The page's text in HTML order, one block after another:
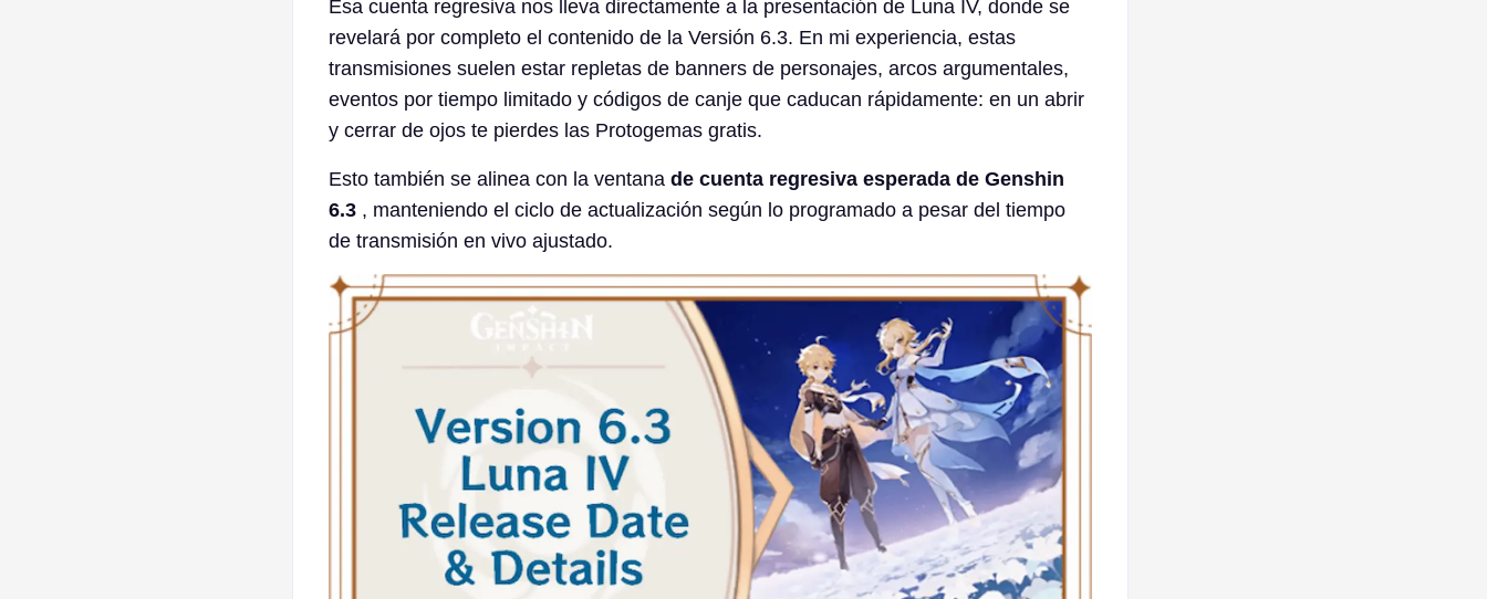
Esa cuenta regresiva nos lleva directamente a la presentación de Luna IV, donde se
revelará por completo el contenido de la Versión 6.3. En mi experiencia, estas
transmisiones suelen estar repletas de banners de personajes, arcos argumentales,
eventos por tiempo limitado y códigos de canje que caducan rápidamente: en un abrir
y cerrar de ojos te pierdes las Protogemas gratis.
Esto también se alinea con la ventana de cuenta regresiva esperada de Genshin
6.3 , manteniendo el ciclo de actualización según lo programado a pesar del tiempo
de transmisión en vivo ajustado.